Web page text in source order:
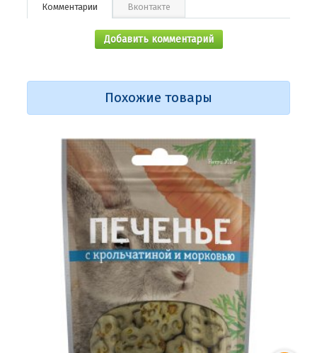
Комментарии Вконтакте
Добавить комментарий
Похожие товары